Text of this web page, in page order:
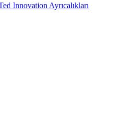
Innovation Ayrıcalıkları